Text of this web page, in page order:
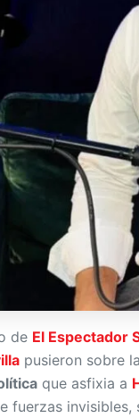
de El Espectador
pusieron sobre
que asfixia a
fuerzas invisibles,